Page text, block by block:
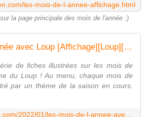
les-mois-de-l-annee-affichage.html
la page principale des mois de l'année :)
Les Mois de l'année avec Loup [Affichage][Loup][Maternelle][Élémentaire] - Le Bazar du Lion
de fiches illustrées sur les mois de
du Loup ! Au menu, chaque mois de
par un thème de la saison en cours.